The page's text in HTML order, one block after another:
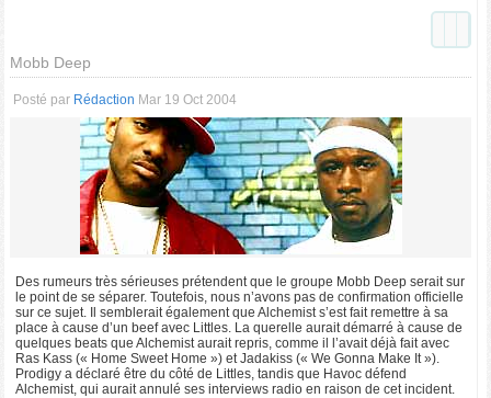
Mobb Deep
Posté par Rédaction Mar 19 Oct 2004
Des rumeurs très sérieuses prétendent que le groupe Mobb Deep serait sur
le point de se séparer. Toutefois, nous n’avons pas de confirmation officielle
sur ce sujet. Il semblerait également que Alchemist s’est fait remettre à sa
place à cause d’un beef avec Littles. La querelle aurait démarré à cause de
quelques beats que Alchemist aurait repris, comme il l’avait déjà fait avec
Ras Kass (« Home Sweet Home ») et Jadakiss (« We Gonna Make It »).
Prodigy a déclaré être du côté de Littles, tandis que Havoc défend
Alchemist, qui aurait annulé ses interviews radio en raison de cet incident.